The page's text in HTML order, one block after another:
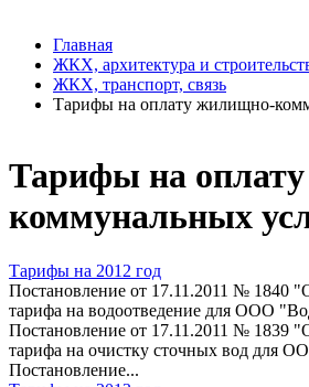
Тарифы на
коммунальных
Тарифы на 2012 год
Постановление от 17.11.2011 № 1840
тарифа на водоотведение для ООО
Постановление от 17.11.2011 № 1839
тарифа на очистку сточных вод для
Постановление...
Главная
ЖКХ, архитектура и
ЖКХ, транспорт, связь
Тарифы на оплату жилищно-